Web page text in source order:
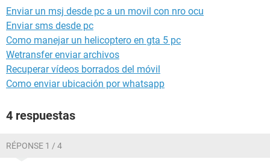
Enviar un msj desde pc a un movil con nro ocu
Enviar sms desde pc
Como manejar un helicoptero en gta 5 pc
Wetransfer enviar archivos
Recuperar vídeos borrados del móvil
Como enviar ubicación por whatsapp
4 respuestas
RÉPONSE 1 / 4